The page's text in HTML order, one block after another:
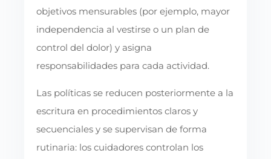
objetivos mensurables (por ejemplo, mayor
independencia al vestirse o un plan de
control del dolor) y asigna
responsabilidades para cada actividad.
Las políticas se reducen posteriormente a la
escritura en procedimientos claros y
secuenciales y se supervisan de forma
rutinaria: los cuidadores controlan los